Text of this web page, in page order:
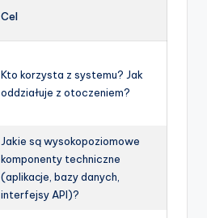
Cel
Kto korzysta z systemu? Jak
oddziałuje z otoczeniem?
Jakie są wysokopoziomowe
komponenty techniczne
(aplikacje, bazy danych,
interfejsy API)?